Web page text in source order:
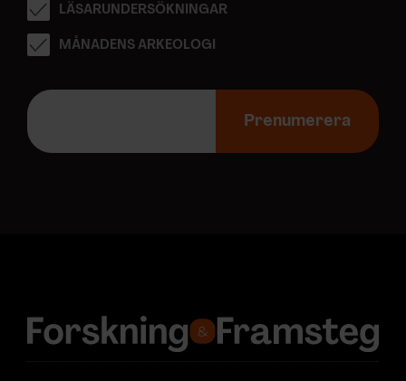
LÄSARUNDERSÖKNINGAR
MÅNADENS ARKEOLOGI
E
p
s
:
Prenumerera